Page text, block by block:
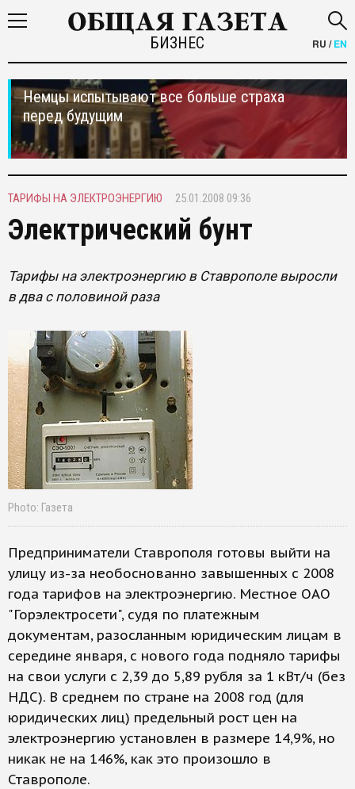
БИЗНЕС RU /EN
Немцы испытывают все больше страха
перед будущим
ТАРИФЫ НА ЭЛЕКТРОЭНЕРГИЮ 25.01.2008 09:36
Электрический бунт
Тарифы на электроэнергию в Ставрополе выросли
в два с половиной раза
Photo: Газета
Предприниматели Ставрополя готовы выйти на
улицу из-за необоснованно завышенных с 2008
года тарифов на электроэнергию. Местное ОАО
"Горэлектросети", судя по платежным
документам, разосланным юридическим лицам в
середине января, с нового года подняло тарифы
на свои услуги с 2,39 до 5,89 рубля за 1 кВт/ч (без
НДС). В среднем по стране на 2008 год (для
юридических лиц) предельный рост цен на
электроэнергию установлен в размере 14,9%, но
никак не на 146%, как это произошло в
Ставрополе.